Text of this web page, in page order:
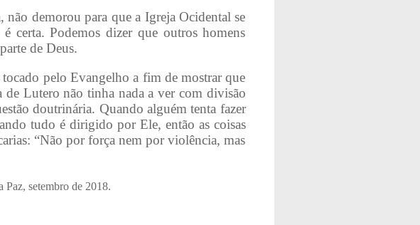
demorou para que a Igreja Ocidental se
certa. Podemos dizer que outros homens
de Deus.
pelo Evangelho a fim de mostrar que
de Lutero não tinha nada a ver com divisão
doutrinária. Quando alguém tenta fazer
tudo é dirigido por Ele, então as coisas
“Não por força nem por violência, mas
setembro de 2018.